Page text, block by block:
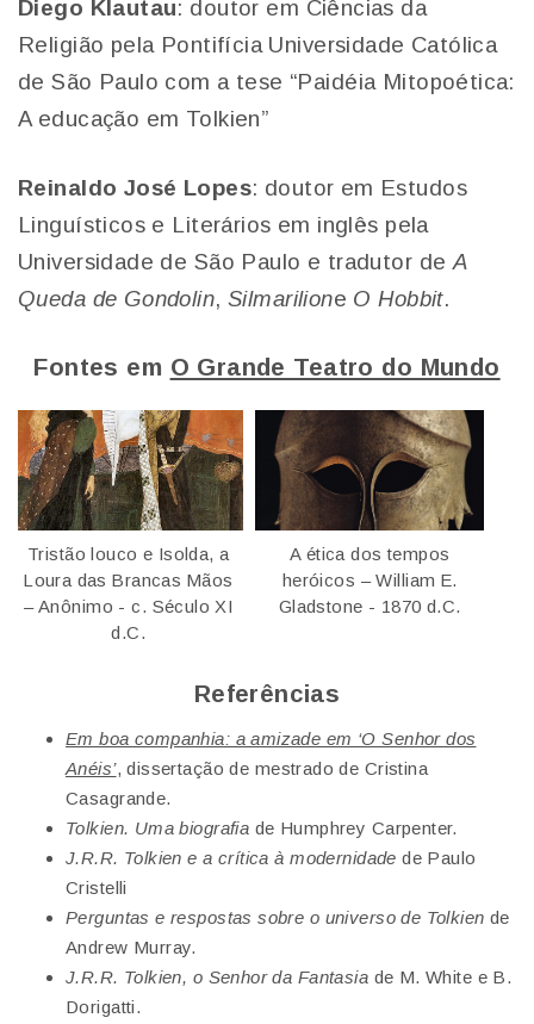
Diego Klautau: doutor em Ciências da
Religião pela Pontifícia Universidade Católica
de São Paulo com a tese “Paidéia Mitopoética:
A educação em Tolkien”
Reinaldo José Lopes: doutor em Estudos
Linguísticos e Literários em inglês pela
Universidade de São Paulo e tradutor de A
Queda de Gondolin, Silmarilione O Hobbit.
Fontes em O Grande Teatro do Mundo
Tristão louco e Isolda, a
Loura das Brancas Mãos
– Anônimo - c. Século XI
d.C.
A ética dos tempos
heróicos – William E.
Gladstone - 1870 d.C.
Referências
Em boa companhia: a amizade em ‘O Senhor dos
Anéis’, dissertação de mestrado de Cristina
Casagrande.
Tolkien. Uma biografia de Humphrey Carpenter.
J.R.R. Tolkien e a crítica à modernidadede Paulo
Cristelli
Perguntas e respostas sobre o universo de Tolkien de
Andrew Murray.
J.R.R. Tolkien, o Senhor da Fantasia de M. White e B.
Dorigatti.